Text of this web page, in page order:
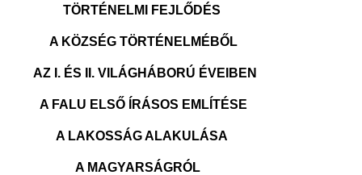
TÖRTÉNELMI FEJLŐDÉS
A KÖZSÉG TÖRTÉNELMÉBŐL
AZ I. ÉS II. VILÁGHÁBORÚ ÉVEIBEN
A FALU ELSŐ ÍRÁSOS EMLÍTÉSE
A LAKOSSÁG ALAKULÁSA
A MAGYARSÁGRÓL